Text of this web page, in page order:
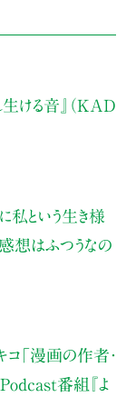
生ける音』（KAD
私という生き様
想はふつうなの
コ「漫画の作者・
番組『よ